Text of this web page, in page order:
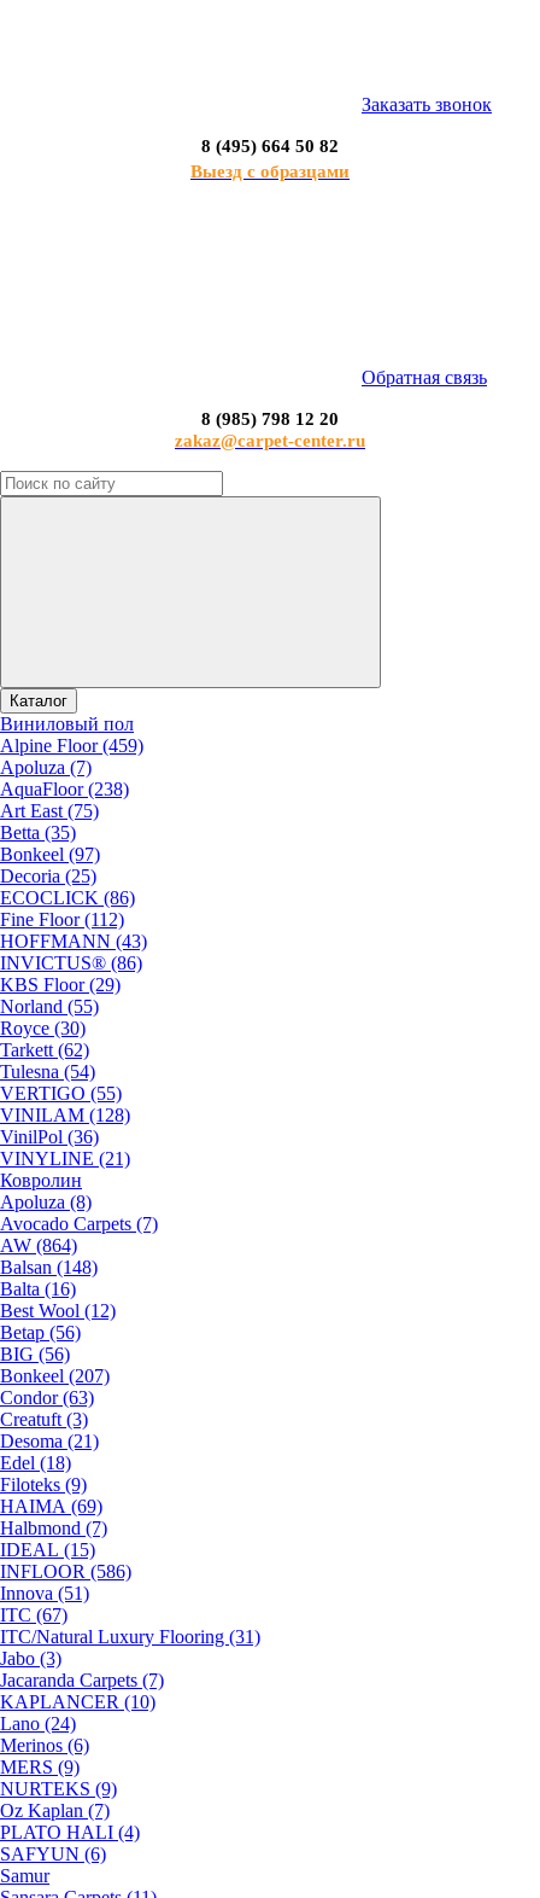
Заказать звонок
8 (495) 664 50 82
Выезд с образцами
Обратная связь
8 (985) 798 12 20
zakaz@carpet-center.ru
Каталог
Виниловый пол
Alpine Floor (459)
Apoluza (7)
AquaFloor (238)
Art East (75)
Betta (35)
Bonkeel (97)
Decoria (25)
ECOCLICK (86)
Fine Floor (112)
HOFFMANN (43)
INVICTUS® (86)
KBS Floor (29)
Norland (55)
Royce (30)
Tarkett (62)
Tulesna (54)
VERTIGO (55)
VINILAM (128)
VinilPol (36)
VINYLINE (21)
Ковролин
Apoluza (8)
Avocado Carpets (7)
AW (864)
Balsan (148)
Balta (16)
Best Wool (12)
Betap (56)
BIG (56)
Bonkeel (207)
Condor (63)
Creatuft (3)
Desoma (21)
Edel (18)
Filoteks (9)
HAIMA (69)
Halbmond (7)
IDEAL (15)
INFLOOR (586)
Innova (51)
ITC (67)
ITC/Natural Luxury Flooring (31)
Jabo (3)
Jacaranda Carpets (7)
KAPLANCER (10)
Lano (24)
Merinos (6)
MERS (9)
NURTEKS (9)
Oz Kaplan (7)
PLATO HALI (4)
SAFYUN (6)
Samur